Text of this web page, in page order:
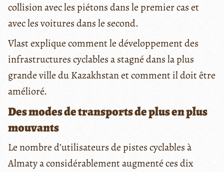
collision avec les piétons dans le premier cas et
avec les voitures dans le second.
Vlast explique comment le développement des
infrastructures cyclables a stagné dans la plus
grande ville du Kazakhstan et comment il doit être
amélioré.
Des modes de transports de plus en plus
mouvants
Le nombre d’utilisateurs de pistes cyclables à
Almaty a considérablement augmenté ces dix